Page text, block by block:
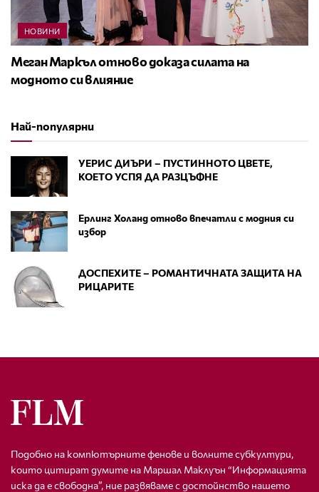
НОВИНИ
Меган Маркъл отново доказа силата на
модното си влияние
Най-популярни
УЕРИС ДИЪРИ – ПУСТИННОТО ЦВЕТЕ,
КОЕТО УСПЯ ДА РАЗЦЪФНЕ
Ерлинг Холанд отново впечатли с модния си
избор
ДОСПЕХИТЕ – РОМАНТИЧНАТА ЗАЩИТА НА
РИЦАРИТЕ
Подобно на компютърните фенове и волните субкултури,
които цитират думите на Маршал Маклуън “Информацията
иска да е свободна”, ние развяваме с достойнство нашето